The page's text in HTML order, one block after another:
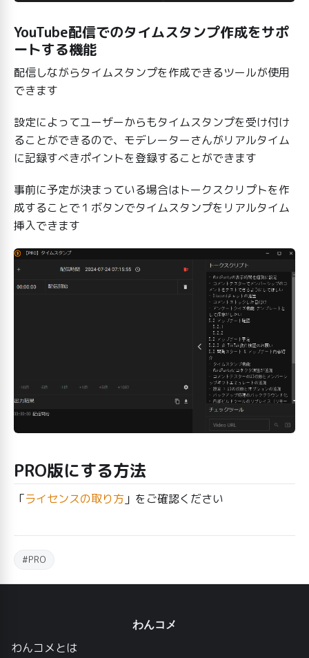
YouTube配信でのタイムスタンプ作成をサポ
ートする機能
配信しながらタイムスタンプを作成できるツールが使用
できます
設定によってユーザーからもタイムスタンプを受け付け
ることができるので、モデレーターさんがリアルタイム
に記録すべきポイントを登録することができます
事前に予定が決まっている場合はトークスクリプトを作
成することで１ボタンでタイムスタンプをリアルタイム
挿入できます
PRO版にする方法
「ライセンスの取り方 」をご確認ください
#PRO
わんコメ
わんコメとは